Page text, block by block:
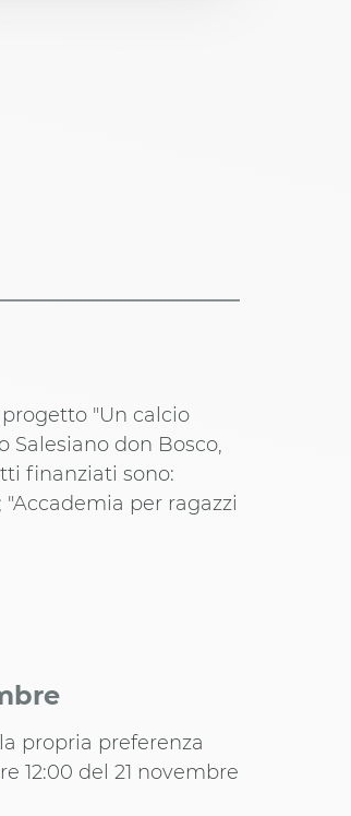
"Un calcio
Salesiano don Bosco,
finanziati sono:
per ragazzi
propria preferenza
12:00 del 21 novembre